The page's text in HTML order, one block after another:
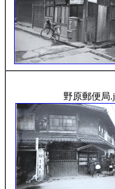
野原郵便局.j